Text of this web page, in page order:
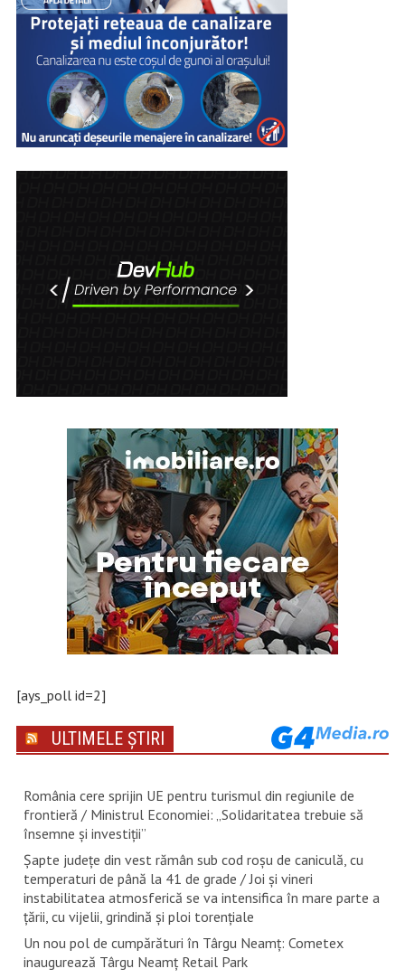
[ays_poll id=2]
ULTIMELE ȘTIRI
România cere sprijin UE pentru turismul din regiunile de
frontieră / Ministrul Economiei: „Solidaritatea trebuie să
însemne și investiții”
Șapte județe din vest rămân sub cod roșu de caniculă, cu
temperaturi de până la 41 de grade / Joi și vineri
instabilitatea atmosferică se va intensifica în mare parte a
țării, cu vijelii, grindină și ploi torențiale
Un nou pol de cumpărături în Târgu Neamț: Cometex
inaugurează Târgu Neamț Retail Park